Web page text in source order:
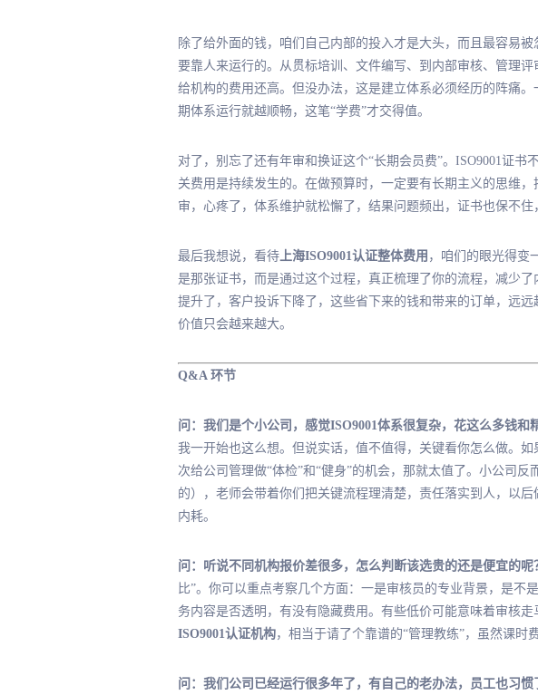
除了给外面的钱，咱们自己内部的投入才是大头，而且最容易
要靠人来运行的。从贯标培训、文件编写、到内部审核、管理
给机构的费用还高。但没办法，这是建立体系必须经历的阵痛。
期体系运行就越顺畅，这笔“学费”才交得值。
对了，别忘了还有年审和换证这个“长期会员费”。ISO9001证
关费用是持续发生的。在做预算时，一定要有长期主义的思维
审，心疼了，体系维护就松懈了，结果问题频出，证书也保不
最后我想说，看待上海ISO9001认证整体费用 ，咱们的眼光得变
是那张证书，而是通过这个过程，真正梳理了你的流程，减少
提升了，客户投诉下降了，这些省下来的钱和带来的订单，远
价值只会越来越大。
Q&A 环节
问：我们是个小公司，感觉ISO9001体系很复杂，花这么多钱和
我一开始也这么想。但说实话，值不值得，关键看你怎么做。
次给公司管理做“体检”和“健身”的机会，那就太值了。小公司
的），老师会带着你们把关键流程理清楚，责任落实到人，以
内耗。
问：听说不同机构报价差很多，怎么判断该选贵的还是便宜的呢
比”。你可以重点考察几个方面：一是审核员的专业背景，是
务内容是否透明，有没有隐藏费用。有些低价可能意味着审核
ISO9001认证机构，相当于请了个靠谱的“管理教练”，虽然课时
问：我们公司已经运行很多年了，有自己的老办法，员工也习